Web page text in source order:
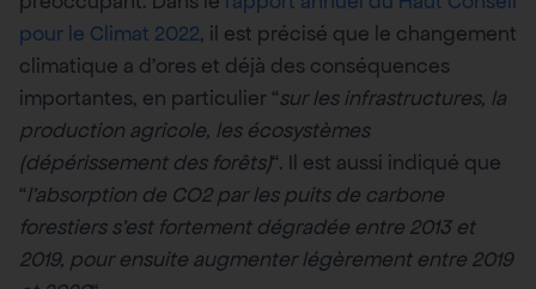
pour le Climat 2022, il est précisé que le changement
climatique a d’ores et déjà des conséquences
importantes, en particulier “sur les infrastructures, la
production agricole, les écosystèmes
(dépérissement des forêts)“. Il est aussi indiqué que
“l’absorption de CO2 par les puits de carbone
forestiers s’est fortement dégradée entre 2013 et
2019, pour ensuite augmenter légèrement entre 2019